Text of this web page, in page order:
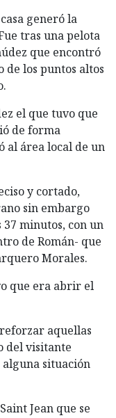
generó la
tras una pelota
que encontró
de los puntos altos
el que tuvo que
de forma
al área local de un
y cortado,
sin embargo
minutos, con un
de Román- que
Morales.
que era abrir el
aquellas
del visitante
situación
Jean que se